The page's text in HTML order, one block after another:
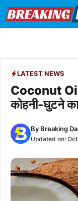
content
LATEST NEWS
Coconut Oil
कोहनी-घुटने
By Breaking
Updated on: